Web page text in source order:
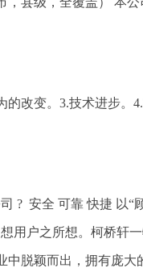
的改变。3.技术进步。
? 安全 可靠 快捷 以“
用户之所想。柯桥轩
脱颖而出，拥有庞大